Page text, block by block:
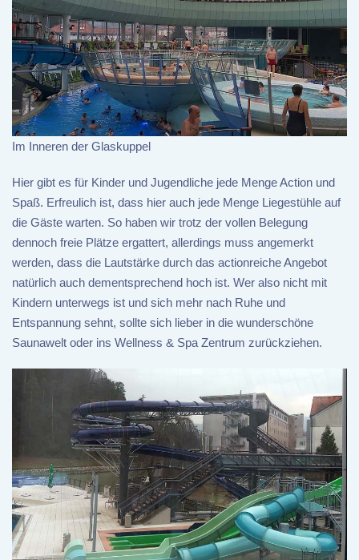
Im Inneren der Glaskuppel
Hier gibt es für Kinder und Jugendliche jede Menge Action und
Spaß. Erfreulich ist, dass hier auch jede Menge Liegestühle auf
die Gäste warten. So haben wir trotz der vollen Belegung
dennoch freie Plätze ergattert, allerdings muss angemerkt
werden, dass die Lautstärke durch das actionreiche Angebot
natürlich auch dementsprechend hoch ist. Wer also nicht mit
Kindern unterwegs ist und sich mehr nach Ruhe und
Entspannung sehnt, sollte sich lieber in die wunderschöne
Saunawelt oder ins Wellness & Spa Zentrum zurückziehen.